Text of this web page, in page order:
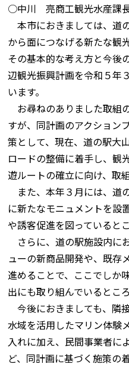
○中川 亮商工観光水産課
本市におきましては、道
から面につなげる新たな観
その基本的な考え方と今後
辺観光振興計画を令和５年
います。
お尋ねのありました取組
すが、同計画のアクション
策として、現在、道の駅大
ロードの整備に着手し、観
遊ルートの確立に向け、取
また、本年３月には、道
に新たなモニュメントを設
や誘客促進を図っていると
さらに、道の駅施設内に
ューの新商品開発や、既存
進めることで、ここでしか
出にも取り組んでいるとこ
今後におきましても、隣
水域を活用したマリン体験
入れに加え、民間事業者に
ど、同計画に基づく施策の